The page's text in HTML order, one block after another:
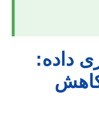
داده:
کاهش